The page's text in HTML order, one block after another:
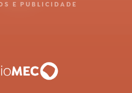
E PUBLICIDADE